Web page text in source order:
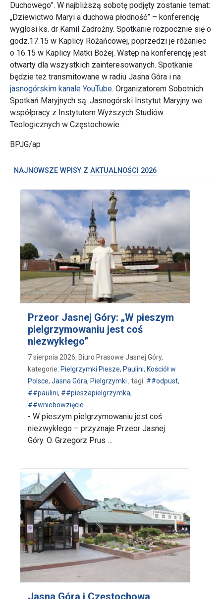
Duchowego”. W najbliższą sobotę podjęty zostanie temat:
„Dziewictwo Maryi a duchowa płodność” – konferencję
wygłosi ks. dr Kamil Zadrożny. Spotkanie rozpocznie się o
godz.17.15 w Kaplicy Różańcowej, poprzedzi je różaniec
o 16.15 w Kaplicy Matki Bożej. Wstęp na konferencję jest
otwarty dla wszystkich zainteresowanych. Spotkanie
będzie też transmitowane w radiu Jasna Góra i na
jasnogórskim kanale YouTube. Organizatorem Sobotnich
Spotkań Maryjnych są: Jasnogórski Instytut Maryjny we
współpracy z Instytutem Wyższych Studiów
Teologicznych w Częstochowie.
BPJG/ap
NAJNOWSZE WPISY Z AKTUALNOŚCI 2026
Przeor Jasnej Góry: „W pieszym
pielgrzymowaniu jest coś
niezwykłego”
7 sierpnia 2026, Biuro Prasowe Jasnej Góry,
kategorie: Pielgrzymki Piesze, Paulini, Kościół w
Polsce, Jasna Góra, Pielgrzymki , tagi: ##odpust,
##paulini, ##pieszapielgrzymka,
##wniebowzięcie
- W pieszym pielgrzymowaniu jest coś
niezwykłego – przyznaje Przeor Jasnej
Góry. O. Grzegorz Prus …
Jasna Góra i Częstochowa